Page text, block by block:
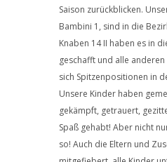
Saison zurückblicken.
Bambini 1, sind in die
Knaben 14 II haben es in
geschafft und alle
sich Spitzenpositionen in
Unsere Kinder haben
gekämpft, getrauert,
Spaß gehabt! Aber nicht
so! Auch die Eltern und